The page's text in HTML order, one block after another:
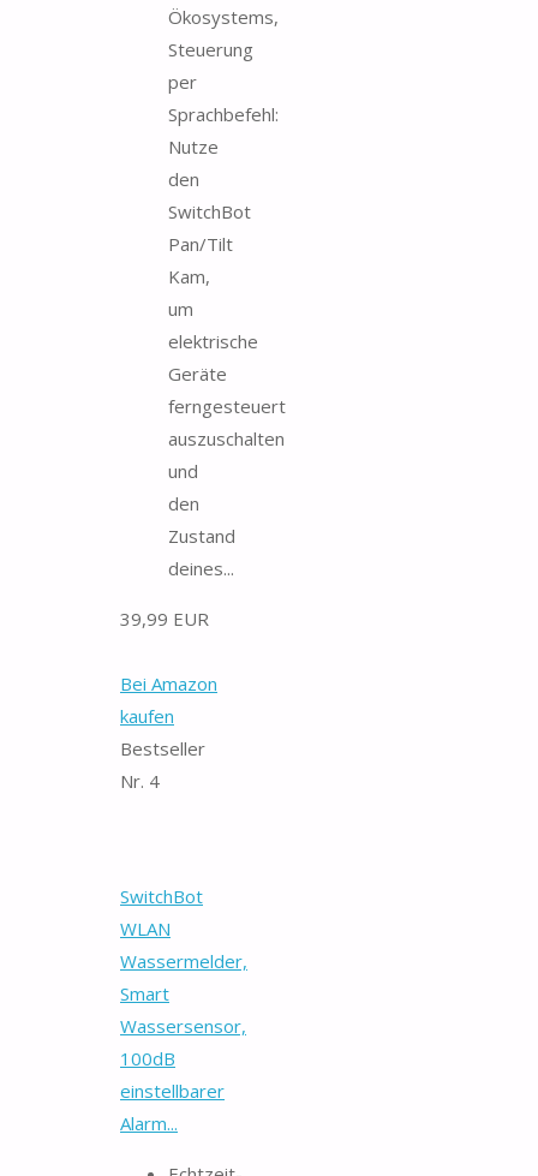
Ökosystems,
Steuerung
per
Sprachbefehl:
Nutze
den
SwitchBot
Pan/Tilt
Kam,
um
elektrische
Geräte
ferngesteuert
auszuschalten
und
den
Zustand
deines...
39,99 EUR
Bei Amazon
kaufen
Bestseller
Nr. 4
SwitchBot
WLAN
Wassermelder,
Smart
Wassersensor,
100dB
einstellbarer
Alarm...